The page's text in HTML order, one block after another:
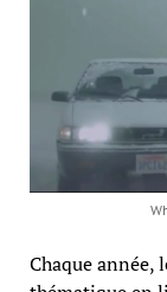
Chaque année,